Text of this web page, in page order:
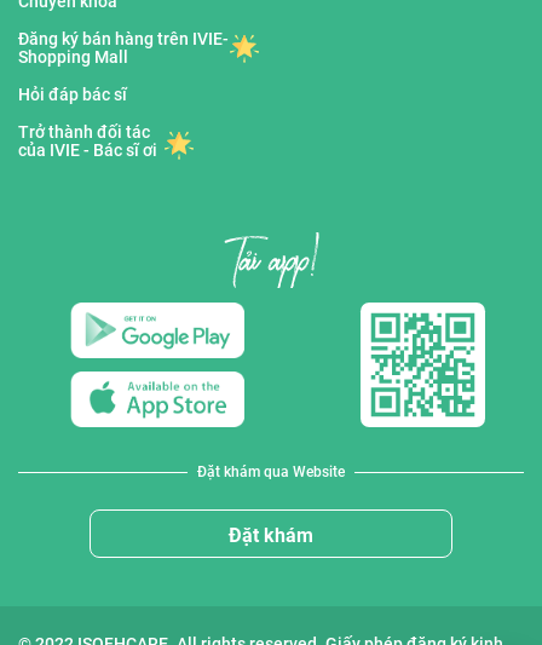
Đăng ký bán hàng trên IVIE-
Shopping Mall
Hỏi đáp bác sĩ
Trở thành đối tác
của IVIE - Bác sĩ ơi
Đặt khám qua Website
Đặt khám